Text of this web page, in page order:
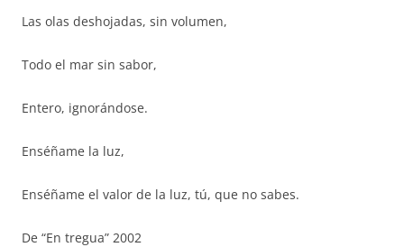
Las olas deshojadas, sin volumen,
Todo el mar sin sabor,
Entero, ignorándose.
Enséñame la luz,
Enséñame el valor de la luz, tú, que no sabes.
De “En tregua” 2002